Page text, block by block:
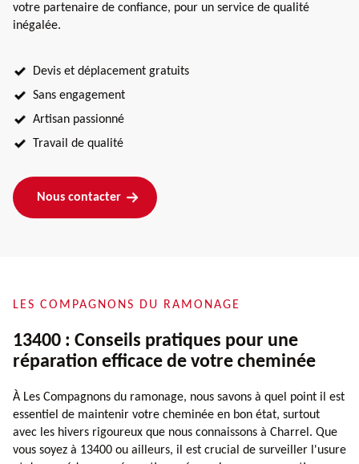
votre partenaire de confiance, pour un service de qualité
inégalée.
Devis et déplacement gratuits
Sans engagement
Artisan passionné
Travail de qualité
Nous contacter
LES COMPAGNONS DU RAMONAGE
13400 : Conseils pratiques pour une
réparation efficace de votre cheminée
À Les Compagnons du ramonage, nous savons à quel point il est
essentiel de maintenir votre cheminée en bon état, surtout
avec les hivers rigoureux que nous connaissons à Charrel. Que
vous soyez à 13400 ou ailleurs, il est crucial de surveiller l'usure